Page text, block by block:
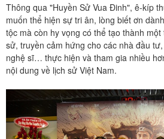
Thông qua "Huyền Sử Vua Đinh", ê-kíp
muốn thể hiện sự tri ân, lòng biết ơn
tộc mà còn hy vọng có thể tạo thành
sử, truyền cảm hứng cho các nhà đầu
nghệ sĩ… thực hiện và tham gia nhiều
nội dung về lịch sử Việt Nam.